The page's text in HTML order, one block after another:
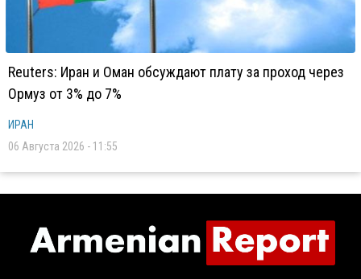
Reuters: Иран и Оман обсуждают плату за проход через
Ормуз от 3% до 7%
ИРАН
06 Августа 2026 - 11:55